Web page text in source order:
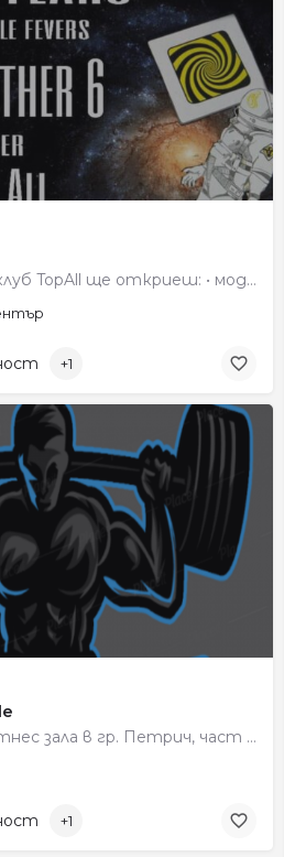
В залата на фитнес клуб TopAll ще откриеш: • модерна техника за силови и кардио тренировки • простор и…
+1
Фитнес Explode е фитнес зала в гр. Петрич, част от спортната инфраструктура на града за тренировки и…
+1